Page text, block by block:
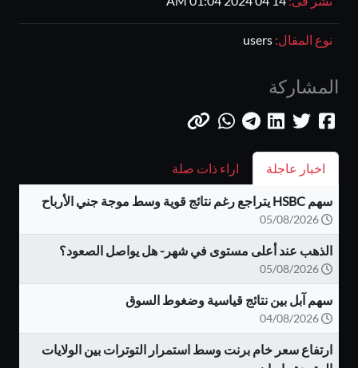
نوع المقال:
المشاركة
اخبار عاجلة اراء ذات صلة
سهم HSBC يتراجع رغم نتائج قوية وسط موجة جني الأرباح
الذهب عند أعلى مستوى في شهر- هل يواصل الصعود؟
سهم آبل بين نتائج قياسية وضغوط السوق
ارتفاع سعر خام برنت وسط استمرار التوترات بين الولايات